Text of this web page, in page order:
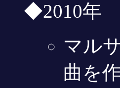
◆2010年
マル
曲を